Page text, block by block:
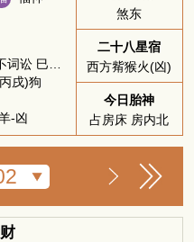
彭祖百忌：癸不词讼 巳不远行
戌)狗
-凶
煞东
二十八星宿
西方觜猴火(凶)
今日胎神
占房床 房内北